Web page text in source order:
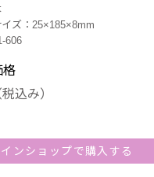
ズ：25×185×8mm
606
格
税込み）
ンショップで購入する